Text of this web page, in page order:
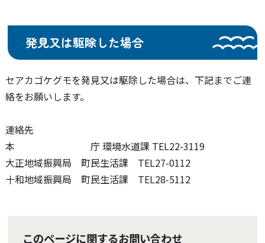
発見又は駆除した場合
セアカゴケグモを発見又は駆除した場合は、下記までご連
絡をお願いします。
連絡先
本 庁 環境水道課 TEL22-3119
大正地域振興局 町民生活課 TEL27-0112
十和地域振興局 町民生活課 TEL28-5112
このページに関するお問い合わせ